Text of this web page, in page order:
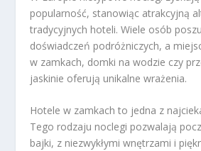
popularność, stanowiąc atrakcyjną
tradycyjnych hoteli. Wiele osób
doświadczeń podróżniczych, a
w zamkach, domki na wodzie czy
jaskinie oferują unikalne wrażenia.
Hotele w zamkach to jedna z
Tego rodzaju noclegi pozwalają
bajki, z niezwykłymi wnętrzami i